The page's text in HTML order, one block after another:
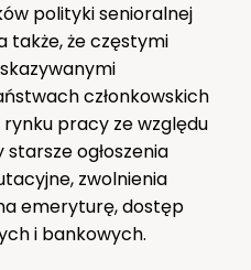
polityki senioralnej
także, że częstymi
członkowskich
pracy ze względu
ogłoszenia
zwolnienia
emeryturę, dostęp
i bankowych.